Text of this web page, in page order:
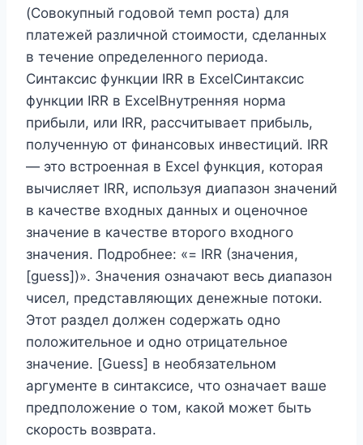
(Совокупный годовой темп роста) для
платежей различной стоимости, сделанных
в течение определенного периода.
Синтаксис функции IRR в ExcelСинтаксис
функции IRR в ExcelВнутренняя норма
прибыли, или IRR, рассчитывает прибыль,
полученную от финансовых инвестиций. IRR
— это встроенная в Excel функция, которая
вычисляет IRR, используя диапазон значений
в качестве входных данных и оценочное
значение в качестве второго входного
значения. Подробнее: «= IRR (значения,
[guess])». Значения означают весь диапазон
чисел, представляющих денежные потоки.
Этот раздел должен содержать одно
положительное и одно отрицательное
значение. [Guess] в необязательном
аргументе в синтаксисе, что означает ваше
предположение о том, какой может быть
скорость возврата.